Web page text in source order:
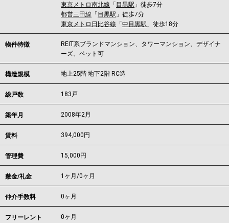
東京メトロ南北線 「 目黒駅 」徒歩7分
都営三田線 「 目黒駅 」徒歩7分
東京メトロ日比谷線 「中目黒駅 」徒歩18分
物件特徴
REIT系ブランドマンション、タワーマンション、デザイナ
ーズ、ペット可
構造規模 地上25階 地下2階 RC造
総戸数 183戸
築年月 2008年2月
賃料 394,000 円
管理費 15,000円
敷金/礼金 1ヶ月/0ヶ月
仲介手数料 0ヶ月
フリーレント 0ヶ月